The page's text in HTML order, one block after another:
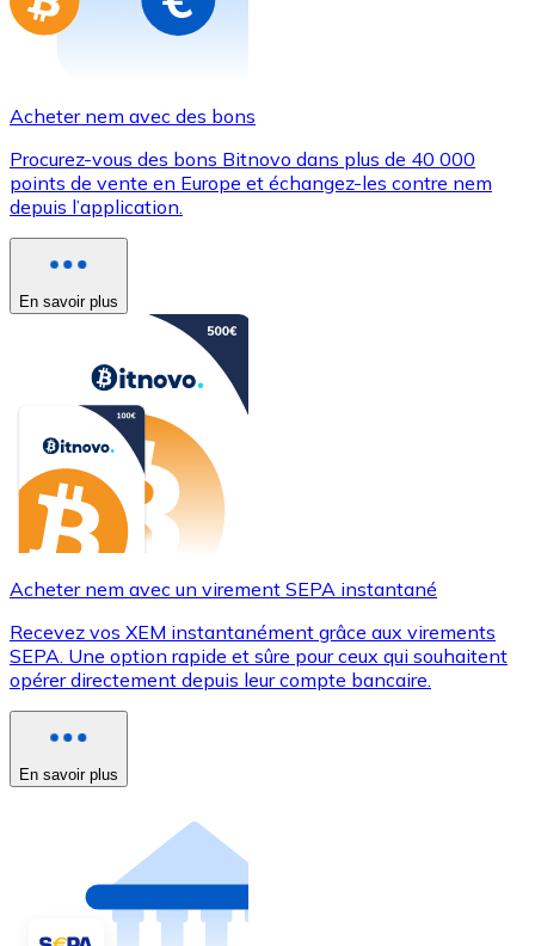
Acheter nem avec des bons
Procurez-vous des bons Bitnovo dans plus de 40 000
points de vente en Europe et échangez-les contre nem
depuis l’application.
En savoir plus
Acheter nem avec un virement SEPA instantané
Recevez vos XEM instantanément grâce aux virements
SEPA. Une option rapide et sûre pour ceux qui souhaitent
opérer directement depuis leur compte bancaire.
En savoir plus